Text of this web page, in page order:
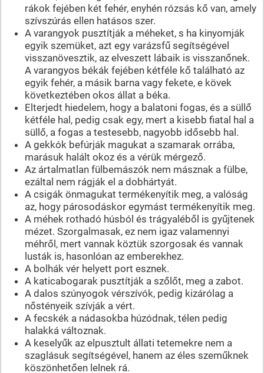
rákok fejében két fehér, enyhén rózsás kő van, amely
szívszúrás ellen hatásos szer.
A varangyok pusztítják a méheket, s ha kinyomják
egyik szemüket, azt egy varázsfű segítségével
visszanövesztik, az elveszett lábaik is visszanőnek.
A varangyos békák fejében kétféle kő található az
egyik fehér, a másik barna vagy fekete, e kövek
következtében okos állat a béka.
Elterjedt hiedelem, hogy a balatoni fogas, és a süllő
kétféle hal, pedig csak egy, mert a kisebb fiatal hal a
süllő, a fogas a testesebb, nagyobb idősebb hal.
A gekkók befúrják magukat a szamarak orrába,
marásuk halált okoz és a vérük mérgező.
Az ártalmatlan fülbemászók nem másznak a fülbe,
ezáltal nem rágják el a dobhártyát.
A csigák önmagukat termékenyítik meg, a valóság
az, hogy párosodáskor egymást termékenyítik meg.
A méhek rothadó húsból és trágyaléből is gyűjtenek
mézet. Szorgalmasak, ez nem igaz valamennyi
méhről, mert vannak köztük szorgosak és vannak
lusták is, hasonlóan az emberekhez.
A bolhák vér helyett port esznek.
A katicabogarak pusztítják a szőlőt, meg a zabot.
A dalos szúnyogok vérszívók, pedig kizárólag a
nőstényeik szívják a vért.
A fecskék a nádasokba húzódnak, télen pedig
halakká változnak.
A keselyűk az elpusztult állati tetemekre nem a
szaglásuk segítségével, hanem az éles szeműknek
köszönhetően lelnek rá.